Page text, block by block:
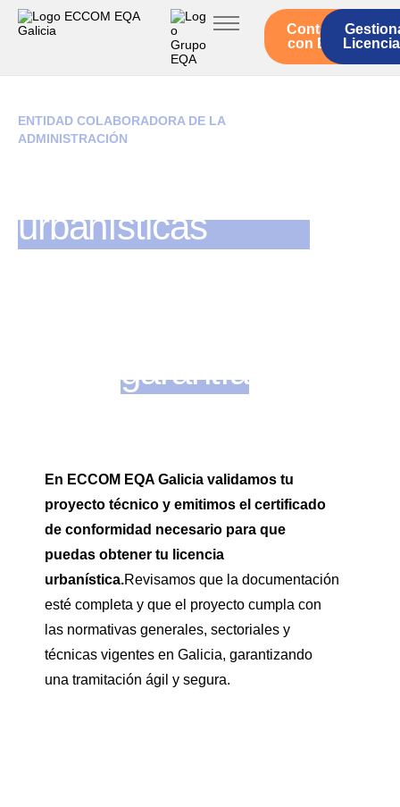
Servicios ECCOM
Legislación
Quienes somos
Contacto
con EQA
ENTIDAD COLABORADORA DE LA
ADMINISTRACIÓN
urbanísticas
con lagarantía
En ECCOM EQA Galicia validamos tu
proyecto técnico y emitimos el certificado
de conformidad necesario para que
puedas obtener tu licencia
urbanística.Revisamos que la documentación
esté completa y que el proyecto cumpla con
las normativas generales, sectoriales y
técnicas vigentes en Galicia, garantizando
una tramitación ágil y segura.